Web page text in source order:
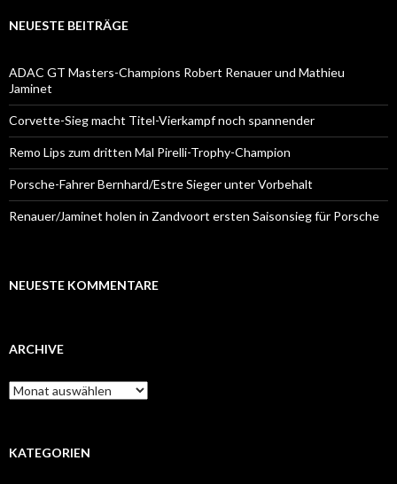
NEUESTE BEITRÄGE
ADAC GT Masters-Champions Robert Renauer und Mathieu
Jaminet
Corvette-Sieg macht Titel-Vierkampf noch spannender
Remo Lips zum dritten Mal Pirelli-Trophy-Champion
Porsche-Fahrer Bernhard/Estre Sieger unter Vorbehalt
Renauer/Jaminet holen in Zandvoort ersten Saisonsieg für Porsche
NEUESTE KOMMENTARE
ARCHIVE
A
r
iKATEGORIEN